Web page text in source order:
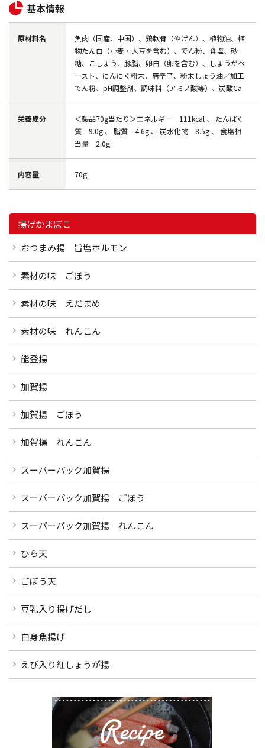
基本情報
原材料名
魚肉（国産、中国）、鶏軟骨（やげん）、植物油、植
物たん白（小麦・大豆を含む）、でん粉、食塩、砂
糖、こしょう、豚脂、卵白（卵を含む）、しょうがペ
ースト、にんにく粉末、唐辛子、粉末しょう油／加工
でん粉、pH調整剤、調味料（アミノ酸等）、炭酸Ca
栄養成分
＜製品70g当たり＞エネルギー 111kcal 、 たんぱく
質 9.0g 、 脂質 4.6g 、 炭水化物 8.5g 、 食塩相
当量 2.0g
内容量 70g
揚げかまぼこ
おつまみ揚 旨塩ホルモン
素材の味 ごぼう
素材の味 えだまめ
素材の味 れんこん
能登揚
加賀揚
加賀揚 ごぼう
加賀揚 れんこん
スーパーパック加賀揚
スーパーパック加賀揚 ごぼう
スーパーパック加賀揚 れんこん
ひら天
ごぼう天
豆乳入り揚げだし
白身魚揚げ
えび入り紅しょうが揚